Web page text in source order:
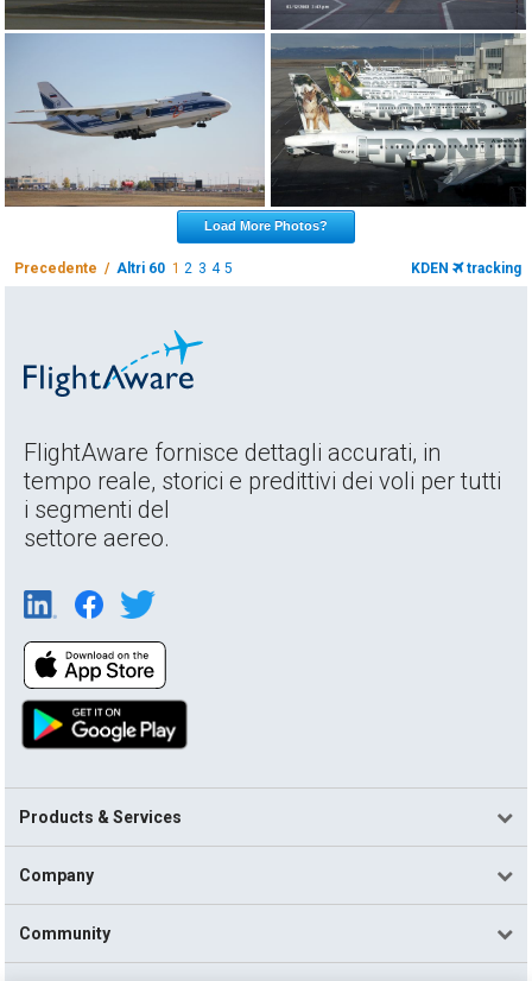
Load More Photos?
Precedente /Altri 60 12 3 4 5 KDEN tracking
FlightAware fornisce dettagli accurati, in
tempo reale, storici e predittivi dei voli per tutti
i segmenti del
settore aereo.
Products & Services
Company
Community